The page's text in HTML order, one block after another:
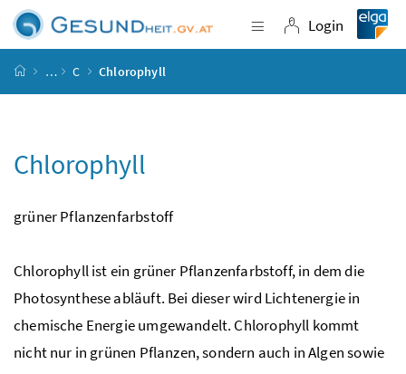
Zum Inhalt
Zum Hauptmenü
Zum Untermenü
Zur Suche
Navigation
Login
Login
Startseite
… C Chlorophyll
Chlorophyll
grüner Pflanzenfarbstoff
Chlorophyll ist ein grüner Pflanzenfarbstoff, in dem die
Photosynthese abläuft. Bei dieser wird Lichtenergie in
chemische Energie umgewandelt. Chlorophyll kommt
nicht nur in grünen Pflanzen, sondern auch in Algen sowie